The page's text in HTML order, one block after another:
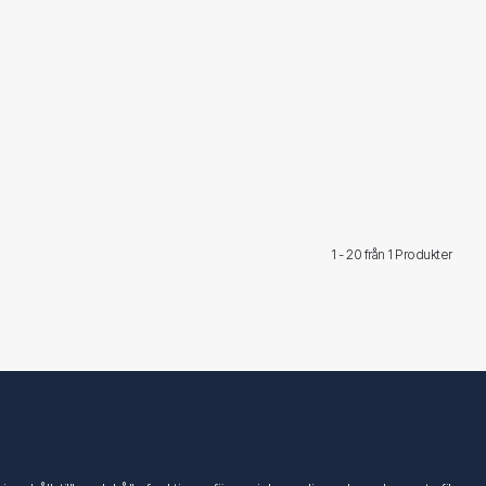
1 - 20 från 1 Produkter